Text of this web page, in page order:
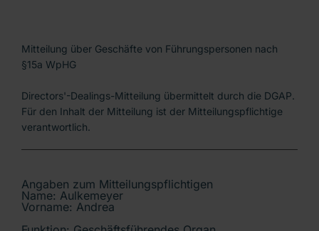
Mitteilung über Geschäfte von Führungspersonen nach
§15a WpHG
Directors'-Dealings-Mitteilung übermittelt durch die DGAP.
Für den Inhalt der Mitteilung ist der Mitteilungspflichtige
verantwortlich.
Angaben zum Mitteilungspflichtigen
Name: Aulkemeyer
Vorname: Andrea